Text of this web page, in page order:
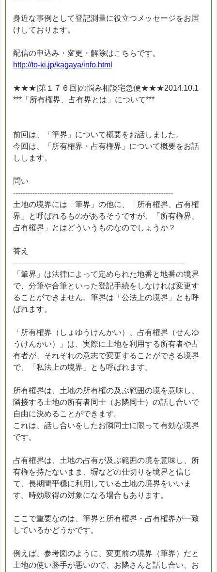
身近な事例として登記測量に役立つメッセージをお届
けしております。
配信の申込み・変更・解除はこちらです。
http://to-ki.jp/kagaya/info.html
★★★[第１７６回]の悩み相談宅急便★★★2014.10.1
***「所有権界、占有界とは」について***
前回は、「筆界」について概要をお話しました。
今回は、「所有権界・占有権界」について概要をお話
しします。
問い
------------------------------------------------------------------
土地の境界には「筆界」の他に、「所有権界、占有権
界」と呼ばれるものがあるそうですが、「所有権界、
占有権界」とはどういうものなのでしょうか？
答え
────────────────────────────────
「筆界」は法律によって定められた地番と地番の境界
で、分筆や合筆といった登記手続をしなければ変更す
ることができません。筆界は「公法上の境界」とも呼
ばれます。
「所有権界（しょゆうけんかい）、占有権界（せんゆ
うけんかい）」は、実際に土地を利用する所有者や占
有者が、それぞれの意志で変更することができる境界
で、「私法上の境界」とも呼ばれます。
所有権界は、土地の所有権の及ぶ範囲の境を意味し、
隣接する土地の所有者同士（お隣同士）の話し合いで
自由に決めることができます。
これは、話し合いをしたお隣同士に限って有効な境界
です。
占有権界は、土地の占有が及ぶ範囲の境を意味し、所
有権を持たないまま、塀などの仕切りを境界と信じ
て、長期間平穏に利用している土地の境界をいいま
す。時効取得の対象になる場合もあります。
ここで重要なのは、筆界と所有権界・占有権界が一致
しているかどうかです。
例えば、参考図のように、変更前の境界（筆界）だと
土地の使い勝手が悪いので、お隣さんと話し合い、お